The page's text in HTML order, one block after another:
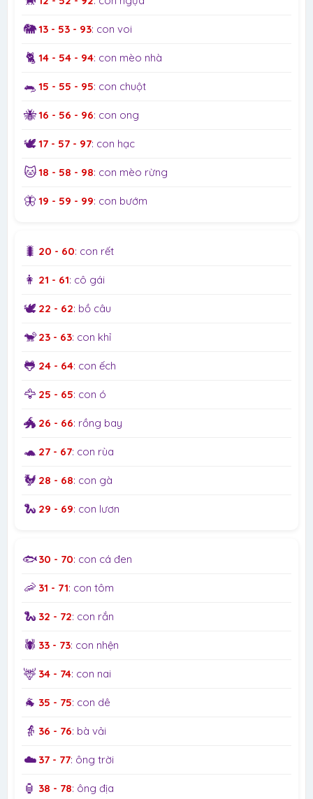
🐘13 - 53 - 93: con voi
🐈 14 - 54 - 94: con mèo nhà
🐀 15 - 55 - 95: con chuột
🐝16 - 56 - 96: con ong
🕊️17 - 57 - 97: con hạc
🐱18 - 58 - 98: con mèo rừng
🦋 19 - 59 - 99: con bướm
🐛 20 - 60: con rết
👩 21 - 61: cô gái
🕊️ 22 - 62: bồ câu
🐒 23 - 63: con khỉ
🐸 24 - 64: con ếch
🦅 25 - 65: con ó
🐲 26 - 66: rồng bay
🐢 27 - 67: con rùa
🐓 28 - 68: con gà
🐍 29 - 69: con lươn
🐟30 - 70: con cá đen
🦐 31 - 71: con tôm
🐍 32 - 72: con rắn
🕷️ 33 - 73: con nhện
🦌 34 - 74: con nai
🐐 35 - 75: con dê
👵 36 - 76: bà vải
☁️ 37 - 77: ông trời
🏮 38 - 78: ông địa